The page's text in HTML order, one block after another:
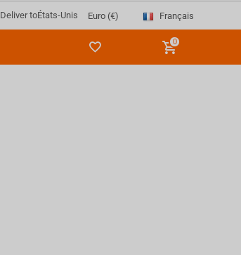
Deliver toÉtats-Unis Euro (€) Français
0